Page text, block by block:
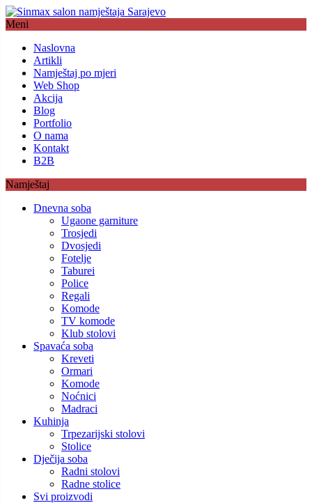
Meni
Naslovna
Artikli
Namještaj po mjeri
Web Shop
Akcija
Blog
Portfolio
O nama
Kontakt
B2B
Namještaj
Dnevna soba
Ugaone garniture
Trosjedi
Dvosjedi
Fotelje
Taburei
Police
Regali
Komode
TV komode
Klub stolovi
Spavaća soba
Kreveti
Ormari
Komode
Noćnici
Madraci
Kuhinja
Trpezarijski stolovi
Stolice
Dječija soba
Radni stolovi
Radne stolice
Svi proizvodi